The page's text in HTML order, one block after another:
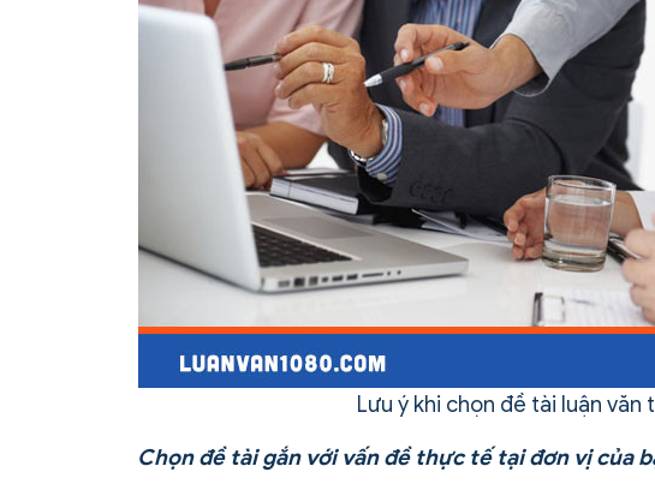
Lưu ý khi chọn đề tài luận
Chọn đề tài gắn với vấn đề thực tế tại đơn vị của